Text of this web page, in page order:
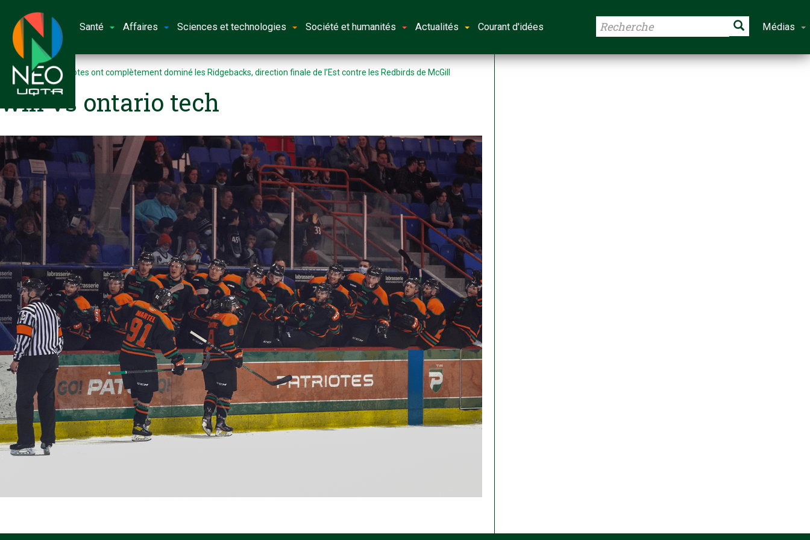
Santé Affaires Sciences et technologies Société et humanités Actualités Courant d'idées Médias
Accueil Les Patriotes ont complètement dominé les Ridgebacks, direction finale de l’Est contre les Redbirds de McGill
win vs ontario tech